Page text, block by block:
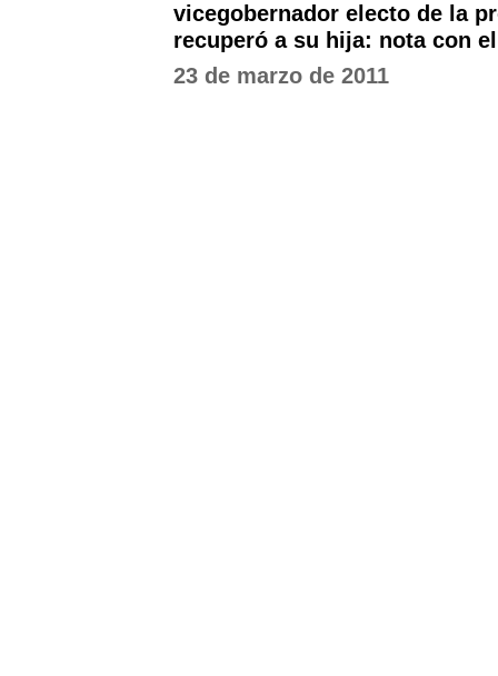
vicegobernador electo de la
recuperó a su hija: nota con
23 de marzo de 2011